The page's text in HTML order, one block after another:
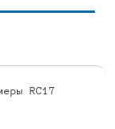
RC17